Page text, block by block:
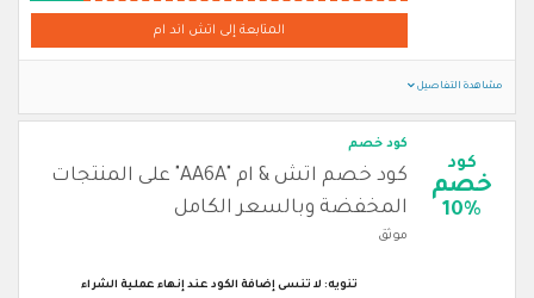
المتابعة إلى اتش اند ام
مشاهدة التفاصيل
كود
خصم
10%
كود خصم
كود خصم اتش & ام "AA6A" على المنتجات
المخفضة وبالسعر الكامل
موثق
تنويه: لا تنسى إضافة الكود عند إنهاء عملية الشراء